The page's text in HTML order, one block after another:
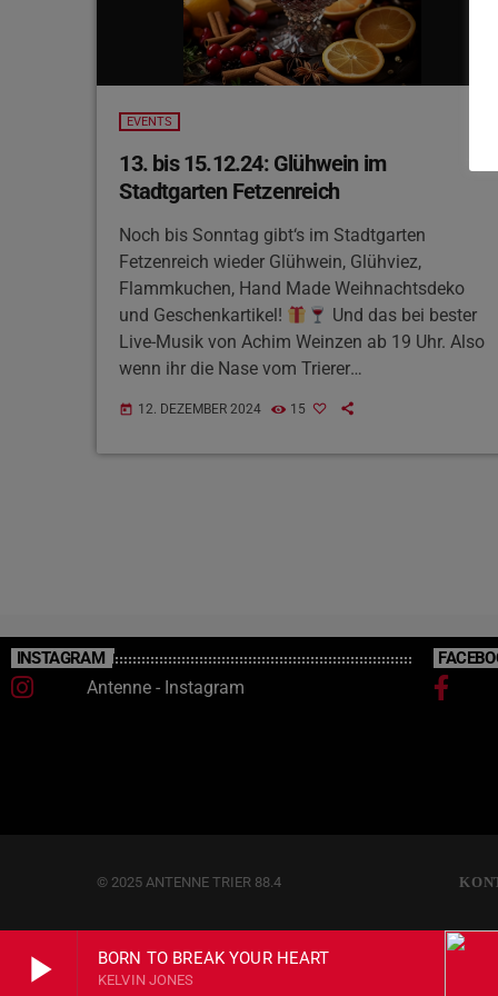
play_arrow BORN TO BREAK YOUR HEART
KELVIN JONES
EVENTS
13. bis 15.12.24: Glühwein im
Stadtgarten Fetzenreich
Noch bis Sonntag gibt‘s im Stadtgarten
Fetzenreich wieder Glühwein, Glühviez,
Flammkuchen, Hand Made Weihnachtsdeko
und Geschenkartikel!
Und das bei bester
Live-Musik von Achim Weinzen ab 19 Uhr. Also
wenn ihr die Nase vom Trierer
ne Alternative
today 12. DEZEMBER 2024 15
INSTAGRAM
Antenne - Instagram
© 2025 ANTENNE TRIER 88.4